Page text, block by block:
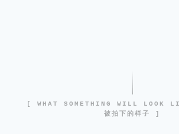
[ WHAT SOMETHING WILL LOOK
被拍下的样子 ]